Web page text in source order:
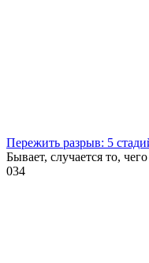
Пережить разрыв: 5
Бывает, случается то,
034